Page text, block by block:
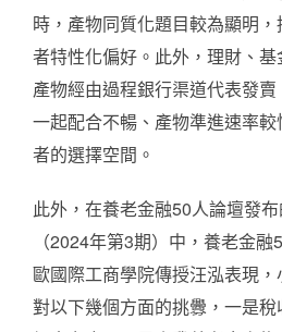
時，產物同質化題目較為顯明
者特性化偏好。此外，理財、
產物經由過程銀行渠道代表發
一起配合不暢、產物準進速率
者的選擇空間。
此外，在養老金融50人論壇發布
（2024年第3期）中，養老金
歐國際工商學院傳授汪泓表現
對以下幾個方面的挑釁，一是